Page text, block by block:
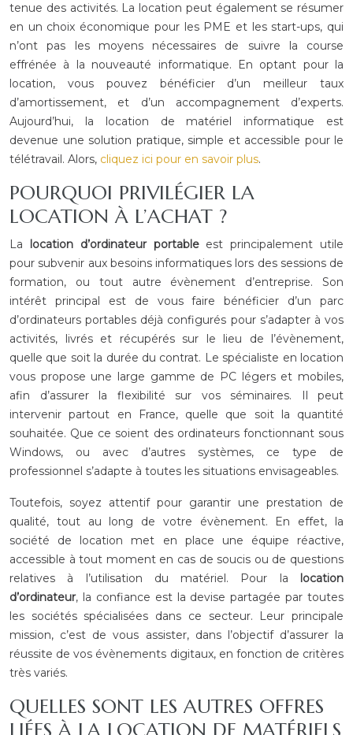
tenue des activités. La location peut également se résumer
en un choix économique pour les PME et les start-ups, qui
n’ont pas les moyens nécessaires de suivre la course
effrénée à la nouveauté informatique. En optant pour la
location, vous pouvez bénéficier d’un meilleur taux
d’amortissement, et d’un accompagnement d’experts.
Aujourd’hui, la location de matériel informatique est
devenue une solution pratique, simple et accessible pour le
télétravail. Alors, cliquez ici pour en savoir plus.
POURQUOI PRIVILÉGIER LA
LOCATION À L’ACHAT ?
La location d’ordinateur portableest principalement utile
pour subvenir aux besoins informatiques lors des sessions de
formation, ou tout autre évènement d’entreprise. Son
intérêt principal est de vous faire bénéficier d’un parc
d’ordinateurs portables déjà configurés pour s’adapter à vos
activités, livrés et récupérés sur le lieu de l’évènement,
quelle que soit la durée du contrat. Le spécialiste en location
vous propose une large gamme de PC légers et mobiles,
afin d’assurer la flexibilité sur vos séminaires. Il peut
intervenir partout en France, quelle que soit la quantité
souhaitée. Que ce soient des ordinateurs fonctionnant sous
Windows, ou avec d’autres systèmes, ce type de
professionnel s’adapte à toutes les situations envisageables.
Toutefois, soyez attentif pour garantir une prestation de
qualité, tout au long de votre évènement. En effet, la
société de location met en place une équipe réactive,
accessible à tout moment en cas de soucis ou de questions
relatives à l’utilisation du matériel. Pour la location
d’ordinateur, la confiance est la devise partagée par toutes
les sociétés spécialisées dans ce secteur. Leur principale
mission, c’est de vous assister, dans l’objectif d’assurer la
réussite de vos évènements digitaux, en fonction de critères
très variés.
QUELLES SONT LES AUTRES OFFRES
LIÉES À LA LOCATION DE MATÉRIELS